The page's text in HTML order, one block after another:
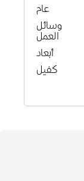
عام
وسائل
العمل
أبعاد
كفيل